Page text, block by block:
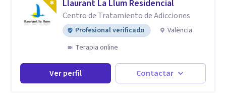
Llaurant La Llum Residencial
Centro de Tratamiento de Adicciones
Profesional verificado
València
Terapia online
Ver perfil Contactar